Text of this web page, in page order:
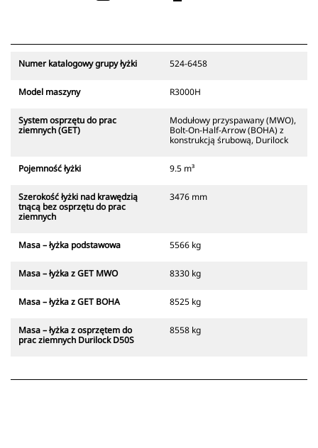
Numer katalogowy grupy łyżki 524-6458
Model maszyny R3000H
System osprzętu do prac
ziemnych (GET)
Modułowy przyspawany (MWO),
Bolt-On-Half-Arrow (BOHA) z
konstrukcją śrubową, Durilock
Pojemność łyżki 9.5 m³
Szerokość łyżki nad krawędzią
tnącą bez osprzętu do prac
ziemnych
3476 mm
Masa – łyżka podstawowa 5566 kg
Masa – łyżka z GET MWO 8330 kg
Masa – łyżka z GET BOHA 8525 kg
Masa – łyżka z osprzętem do
prac ziemnych Durilock D50S
8558 kg